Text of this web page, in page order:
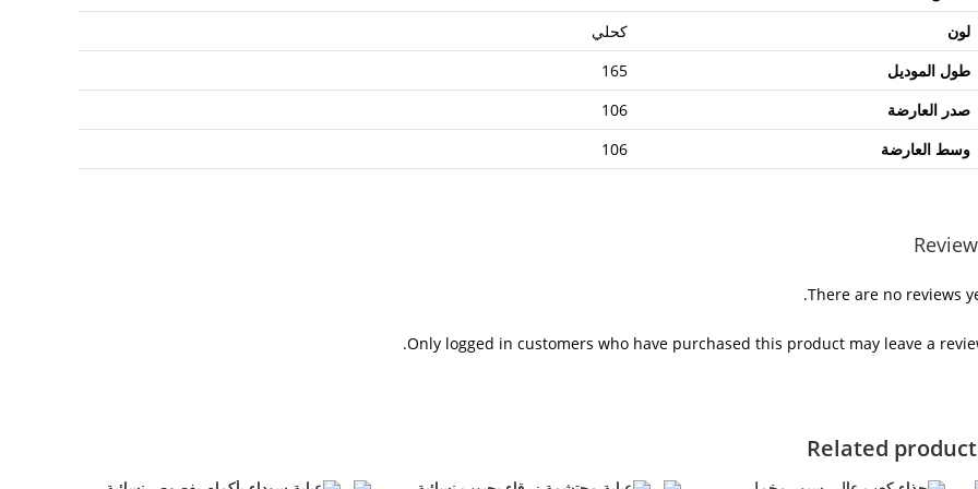
لون
كحلي
طول الموديل
165
صدر العارضة
106
وسط العارضة
106
There are no reviews
Only logged in customers who have purchased this product may leave a
Related